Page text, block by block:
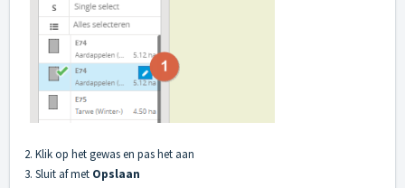
2. Klik op het gewas en pas het aan
3. Sluit af met Opslaan